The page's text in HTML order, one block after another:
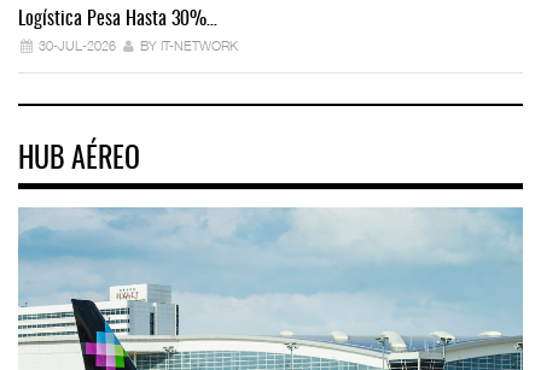
Logística Pesa Hasta 30%…
30-JUL-2026 BY IT-NETWORK
HUB AÉREO